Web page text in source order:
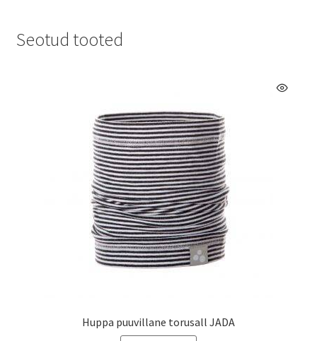
Seotud tooted
Huppa puuvillane torusall JADA